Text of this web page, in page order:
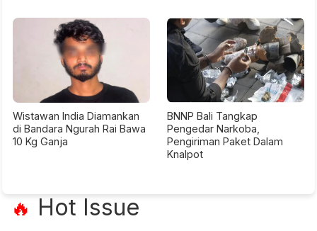
Wistawan India Diamankan
di Bandara Ngurah Rai Bawa
10 Kg Ganja
BNNP Bali Tangkap
Pengedar Narkoba,
Pengiriman Paket Dalam
Knalpot
🔥 Hot Issue